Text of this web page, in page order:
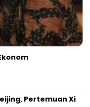
Pertemuan Xi